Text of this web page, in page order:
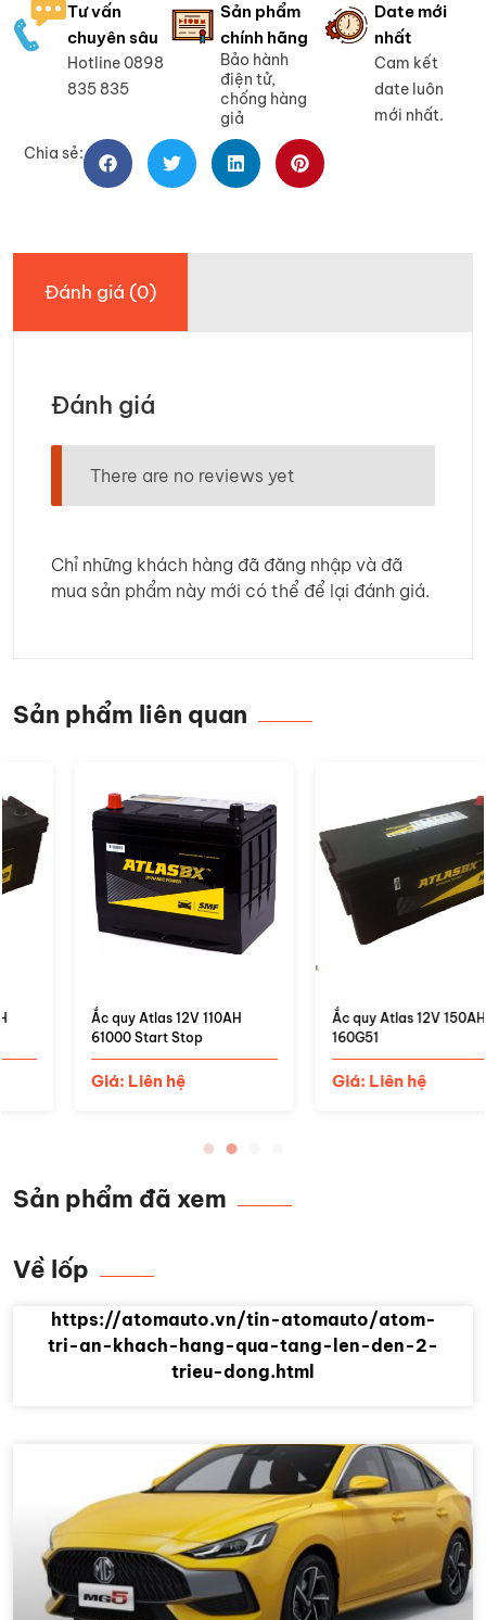
Tư vấn
chuyên sâu
Hotline 0898
835 835
Sản phẩm
chính hãng
Bảo hành
điện tử,
chống hàng
giả
Date mới
nhất
Cam kết
date luôn
mới nhất.
Chia sẻ:
Đánh giá (0)
Đánh giá
There are no reviews yet
Chỉ những khách hàng đã đăng nhập và đã
mua sản phẩm này mới có thể để lại đánh giá.
Sản phẩm liên quan
Ắc quy Atlas 12V 150AH
Giá: Liên hệ
Ắc quy Atlas 12V 120AH
Giá: Liên hệ
Sản phẩm đã xem
Về lốp
https://atomauto.vn/tin-atomauto/atom-
tri-an-khach-hang-qua-tang-len-den-2-
trieu-dong.html